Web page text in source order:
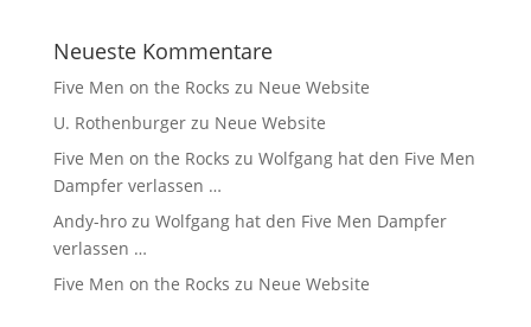
Neueste Kommentare
Five Men on the Rocks zu Neue Website
U. Rothenburgerzu Neue Website
Five Men on the Rocks zu Wolfgang hat den Five Men
Dampfer verlassen …
Andy-hrozu Wolfgang hat den Five Men Dampfer
verlassen …
Five Men on the Rocks zu Neue Website